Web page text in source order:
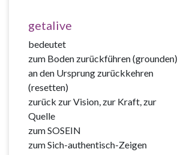
getalive
bedeutet
zum Boden zurückführen (grounden)
an den Ursprung zurückkehren
(resetten)
zurück zur Vision, zur Kraft, zur
Quelle
zum SOSEIN
zum Sich-authentisch-Zeigen